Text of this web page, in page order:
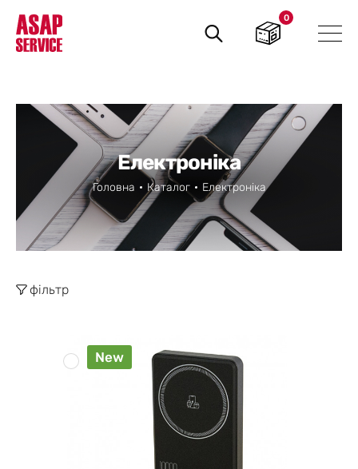
Пошук
товарів
0
Електроніка
Головна Каталог Електроніка
фільтр
New